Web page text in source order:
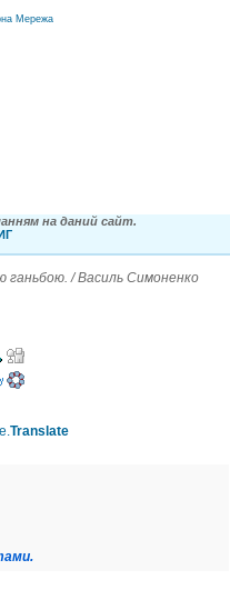
Мережа
на даний сайт.
/ Василь Симоненко
Translate